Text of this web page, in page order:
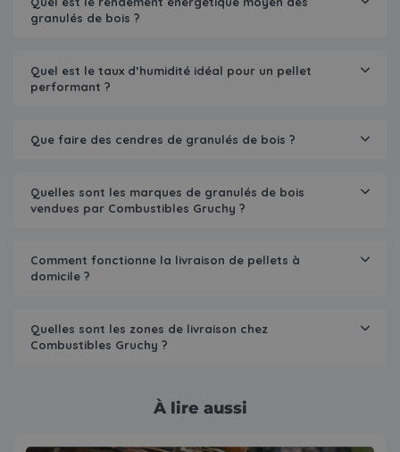
granulés de bois ?
Quel est le taux d’humidité idéal pour un pellet
performant ?
Que faire des cendres de granulés de bois ?
Quelles sont les marques de granulés de bois
vendues par Combustibles Gruchy ?
Comment fonctionne la livraison de pellets à
domicile ?
Quelles sont les zones de livraison chez
Combustibles Gruchy ?
À lire aussi